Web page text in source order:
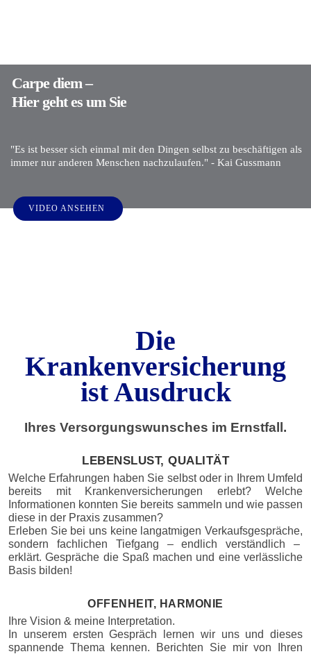
Die
Krankenversicherung
istAusdruck
Ihres Versorgungswunsches im Ernstfall.
LEBENSLUST, QUALITÄT
Welche Erfahrungen haben Sie selbst oder in Ihrem Umfeld
bereits mit Krankenversicherungen erlebt? Welche
Informationen konnten Sie bereits sammeln und wie passen
diese in der Praxis zusammen?
Erleben Sie bei uns keine langatmigen Verkaufsgespräche,
sondern fachlichen Tiefgang – endlich verständlich –
erklärt. Gespräche die Spaß machen und eine verlässliche
Basis bilden!
OFFENHEIT, HARMONIE
Ihre Vision & meine Interpretation.
In unserem ersten Gespräch lernen wir uns und dieses
spannende Thema kennen. Berichten Sie mir von Ihren